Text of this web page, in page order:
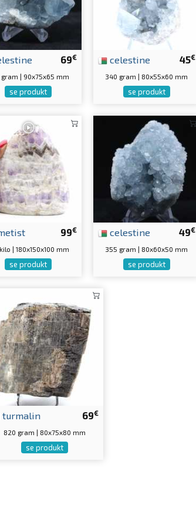
69€
gram | 90x75x65 mm
se produkt
45€
celestine
340 gram | 80x55x60 mm
se produkt
99€
| 180x150x100 mm
se produkt
49€
celestine
355 gram | 80x60x50 mm
se produkt
69€
turmalin
820 gram | 80x75x80 mm
se produkt